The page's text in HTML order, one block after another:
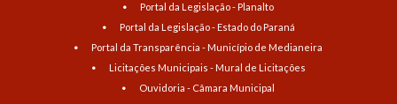
Portal da Legislação - Planalto
Portal da Legislação - Estado do Paraná
Portal da Transparência - Município de Medianeira
Licitações Municipais - Mural de Licitações
Ouvidoria - Câmara Municipal